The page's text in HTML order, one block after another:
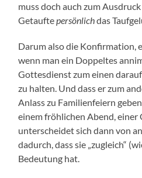
muss doch auch zum
Getauftepersönlichdas
Darum also die Konfirmation,
wenn man ein Doppeltes
Gottesdienst zum einen
zu halten. Und dass er zum
Anlass zu Familienfeiern
einem fröhlichen Abend, einer
unterscheidet sich dann von
dadurch, dass sie „zugleich“
Bedeutung hat.